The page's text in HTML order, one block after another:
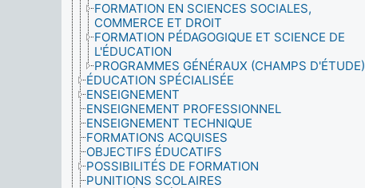
FORMATION EN SCIENCES SOCIALES,
COMMERCE ET DROIT
FORMATION PÉDAGOGIQUE ET SCIENCE DE
L'ÉDUCATION
PROGRAMMES GÉNÉRAUX (CHAMPS D'ÉTUDE)
ÉDUCATION SPÉCIALISÉE
ENSEIGNEMENT
ENSEIGNEMENT PROFESSIONNEL
ENSEIGNEMENT TECHNIQUE
FORMATIONS ACQUISES
OBJECTIFS ÉDUCATIFS
POSSIBILITÉS DE FORMATION
PUNITIONS SCOLAIRES